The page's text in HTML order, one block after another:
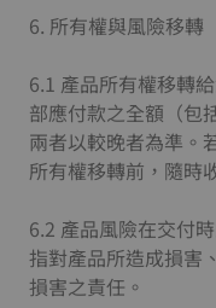
6. 所有權與風險移轉
6.1 產品所有權移轉
部應付款之全額（包
兩者以較晚者為準。
所有權移轉前，隨時
6.2 產品風險在交付
指對產品所造成損害
損害之責任。